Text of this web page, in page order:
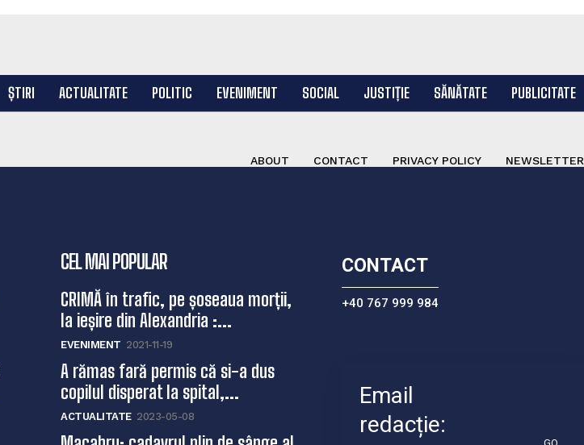
ȘTIRI ACTUALITATE POLITIC EVENIMENT SOCIAL JUSTIȚIE SĂNĂTATE PUBLICITATE
ABOUT CONTACT PRIVACY POLICY NEWSLETTER
CEL MAI POPULAR
CRIMĂ în trafic, pe șoseaua morții,
la ieșire din Alexandria :...
EVENIMENT 2021-11-19
A rămas fară permis că si-a dus
copilul disperat la spital,...
ACTUALITATE 2023-05-08
CONTACT
+40 767 999 984
Email
redacție: